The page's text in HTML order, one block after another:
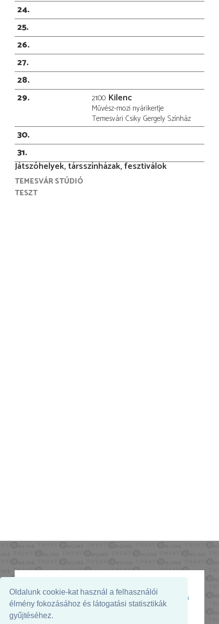
Oldalunk cookie-kat használ a felhasználói
élmény fokozásához és látogatási statisztikák
gyűjtéséhez.
24
25
26
27
28
29
21:00 Kilenc
Művész-mozi nyárikertje
Temesvári Csiky Gergely Színház
30
31
Játszóhelyek, társszínházak, fesztiválok
TEMESVÁR STÚDIÓ
TESZT
Az oldal megjelenését támogatja: